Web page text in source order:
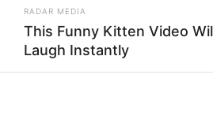
RADAR MEDIA
This Funny Kitten Video
Laugh Instantly